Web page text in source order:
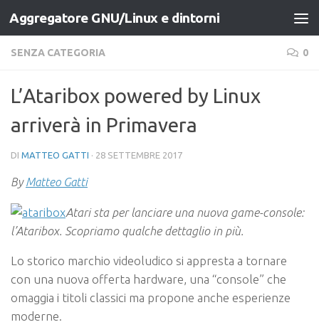
Salta al contenuto
Aggregatore GNU/Linux e dintorni
SENZA CATEGORIA 0
L’Ataribox powered by Linux
arriverà in Primavera
DI MATTEO GATTI · 28 SETTEMBRE 2017
ByMatteo Gatti
Atari sta per lanciare una nuova game-console:
l’Ataribox. Scopriamo qualche dettaglio in più.
Lo storico marchio videoludico si appresta a tornare
con una nuova offerta hardware, una “console” che
omaggia i titoli classici ma propone anche esperienze
moderne.